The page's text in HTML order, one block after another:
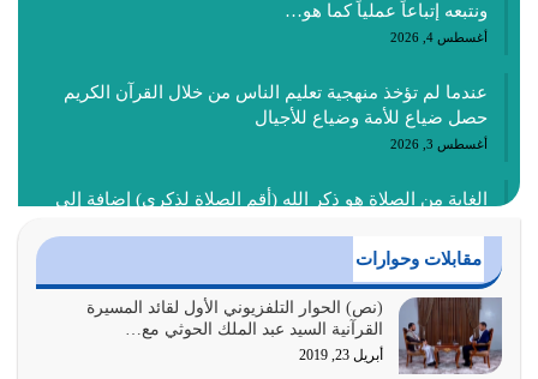
ونتبعه إتباعاً عملياً كما هو…
أغسطس 4, 2026
عندما لم تؤخذ منهجية تعليم الناس من خلال القرآن الكريم
حصل ضياع للأمة وضياع للأجيال
أغسطس 3, 2026
الغاية من الصلاة هو ذكر الله (أقم الصلاة لذكري) إضافة إلى
أغسطس 2, 2026
السبب الرئيسي لشقاء الأمة الابتعاد عن كتاب الله والتعدي
لحدود الله بالإضافات للدين
أغسطس 1, 2026
مقابلات وحوارات
(نص) الحوار التلفزيوني الأول لقائد المسيرة
القرآنية السيد عبد الملك الحوثي مع…
أبريل 23, 2019